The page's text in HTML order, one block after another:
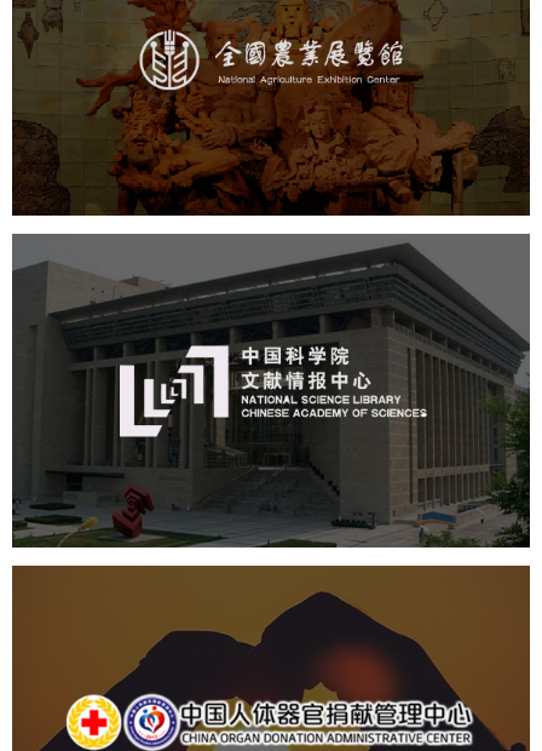
文化艺术 展馆网站建设
博物馆展厅设计
数字博物馆建设
展厅空间设计
企业展厅设计
公司展厅设计
北京展厅设计 产品展厅设计
中国科学院文献情报中心
网站建设
数字博物馆建设
展厅空间设计
产品展厅设计
中国人体器官捐献管理中心